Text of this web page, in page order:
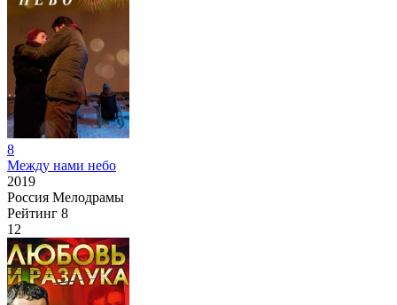
8
Между нами небо
2019
Россия Мелодрамы
Рейтинг 8
12